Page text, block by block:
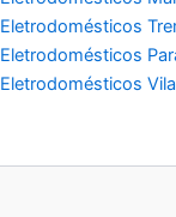
Eletrodomésticos
Eletrodomésticos
Eletrodomésticos